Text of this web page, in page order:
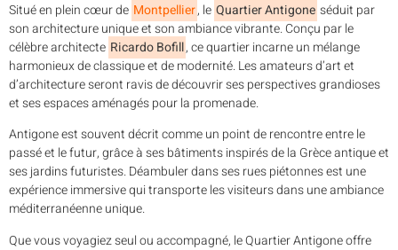
Situé en plein cœur de Montpellier, le Quartier Antigone séduit par
son architecture unique et son ambiance vibrante. Conçu par le
célèbre architecte Ricardo Bofill, ce quartier incarne un mélange
harmonieux de classique et de modernité. Les amateurs d’art et
d’architecture seront ravis de découvrir ses perspectives grandioses
et ses espaces aménagés pour la promenade.
Antigone est souvent décrit comme un point de rencontre entre le
passé et le futur, grâce à ses bâtiments inspirés de la Grèce antique et
ses jardins futuristes. Déambuler dans ses rues piétonnes est une
expérience immersive qui transporte les visiteurs dans une ambiance
méditerranéenne unique.
Que vous voyagiez seul ou accompagné, le Quartier Antigone offre